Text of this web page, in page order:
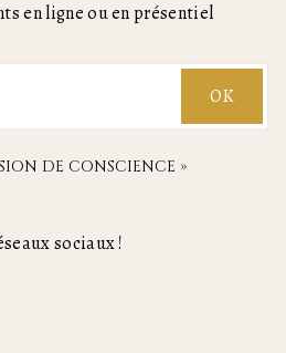
en ligne ou en présentiel
OK
DE CONSCIENCE »
sociaux !